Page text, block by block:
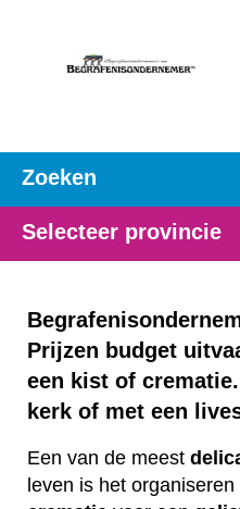
Zoeken
Selecteer provincie
Prijzen budget
een kist of
kerk of met een
Een van de meest
leven is het organiseren